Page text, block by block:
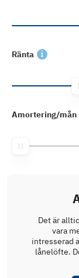
Ränta
Amortering/mån
Det är
vara
intresserad
lånelöfte.